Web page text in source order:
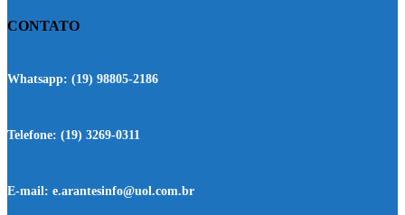
CONTATO
Whatsapp: (19) 98805-2186
Telefone: (19) 3269-0311
E-mail: e.arantesinfo@uol.com.br